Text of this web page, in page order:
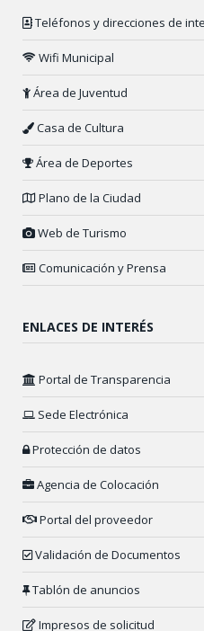
Teléfonos y direcciones de
Wifi Municipal
Área de Juventud
Casa de Cultura
Área de Deportes
Plano de la Ciudad
Web de Turismo
Comunicación y Prensa
ENLACES DE INTERÉS
Portal de Transparencia
Sede Electrónica
Protección de datos
Agencia de Colocación
Portal del proveedor
Validación de Documentos
Tablón de anuncios
Impresos de solicitud